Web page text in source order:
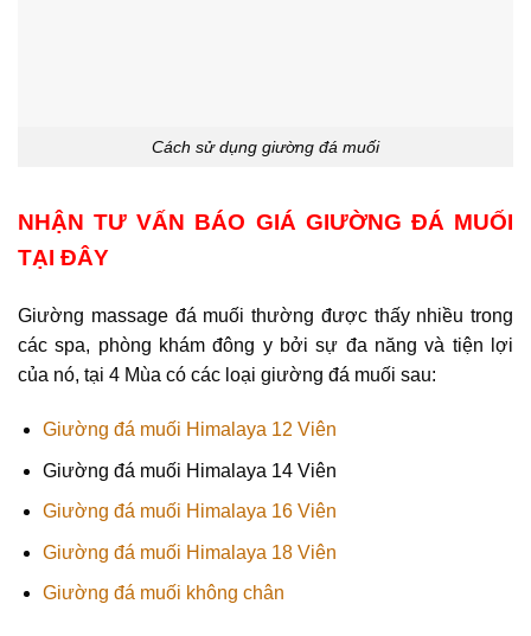
Cách sử dụng giường đá muối
NHẬN TƯ VẤN BÁO GIÁ GIƯỜNG ĐÁ MUỐI
TẠI ĐÂY
Giường massage đá muối thường được thấy nhiều trong
các spa, phòng khám đông y bởi sự đa năng và tiện lợi
của nó, tại 4 Mùa có các loại giường đá muối sau:
Giường đá muối Himalaya 12 Viên
Giường đá muối Himalaya 14 Viên
Giường đá muối Himalaya 16 Viên
Giường đá muối Himalaya 18 Viên
Giường đá muối không chân